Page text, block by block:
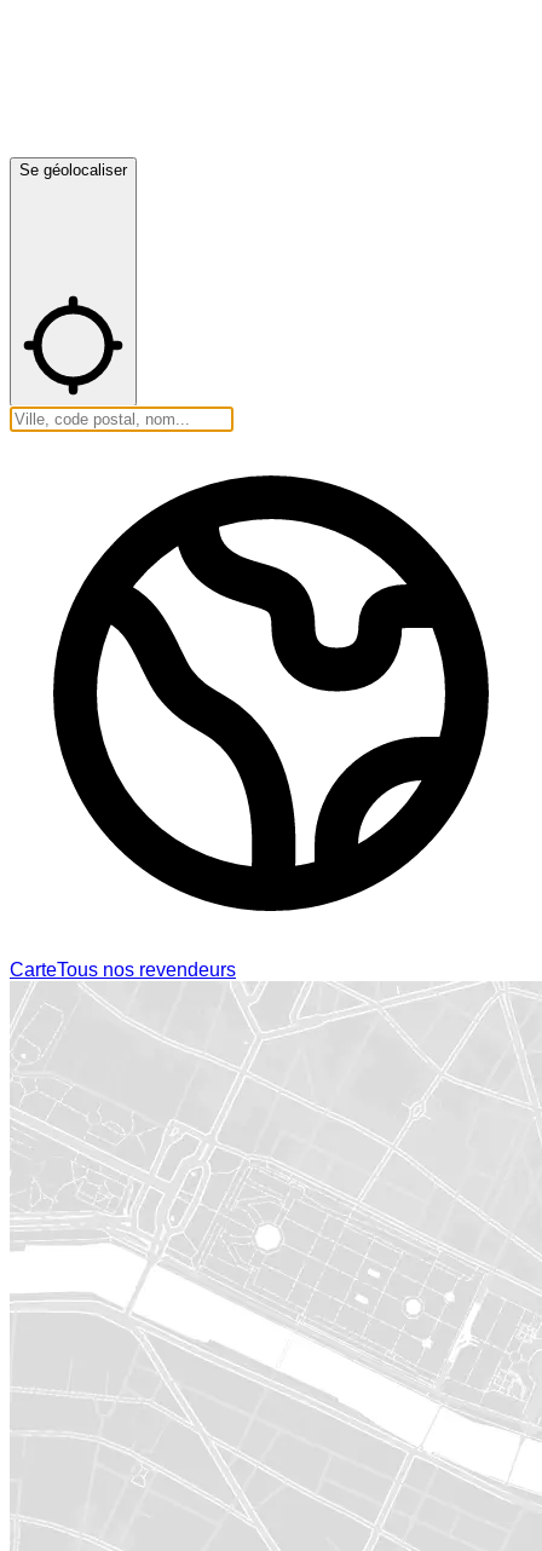
Se géolocaliser
CarteTous nos revendeurs